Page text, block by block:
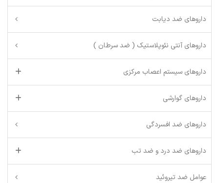
داروهای ضد دیابت
داروهای آنتی نئوپلاستیک ( ضد سرطان )
داروهای سیستم اعصاب مرکزی
داروهای گوارشی
داروهای ضد افسردگی
داروهای ضد درد و ضد تب
عوامل ضد تیروئید